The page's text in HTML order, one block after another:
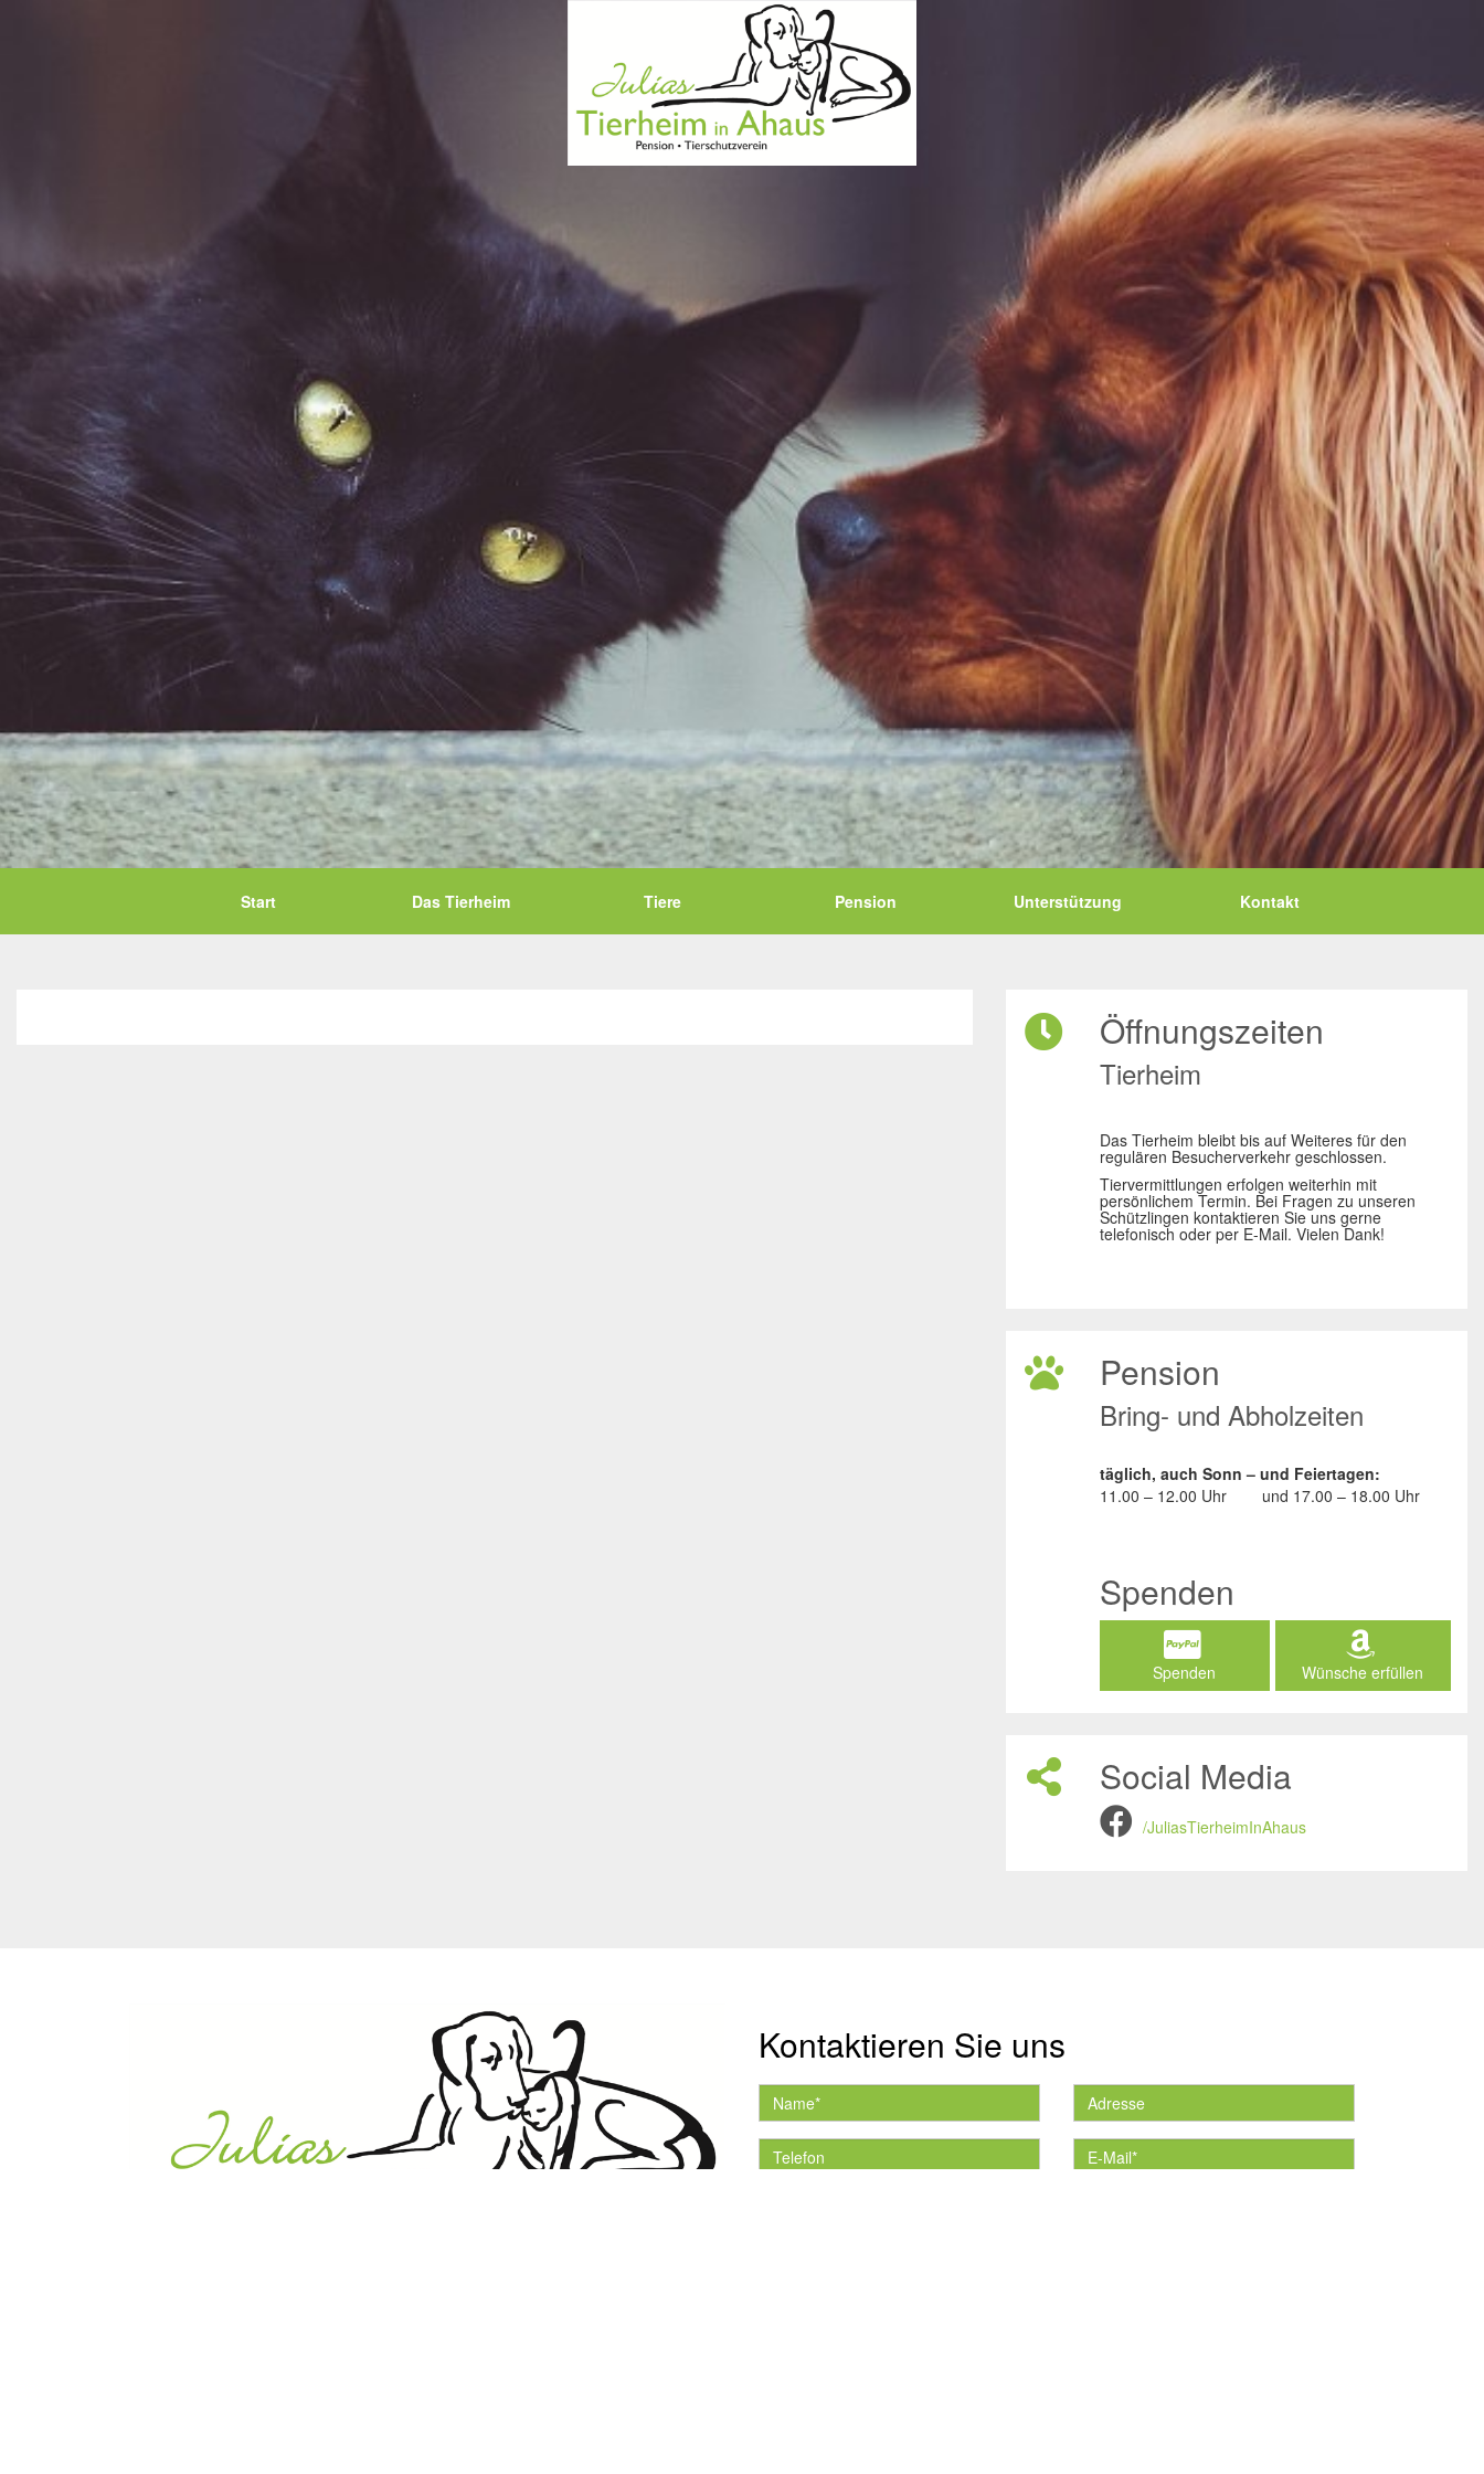
Start Das Tierheim Tiere Pension Unterstützung Kontakt
Öffnungszeiten
Tierheim
Das Tierheim bleibt bis auf Weiteres für den
regulären Besucherverkehr geschlossen.
Tiervermittlungen erfolgen weiterhin mit
persönlichem Termin. Bei Fragen zu unseren
Schützlingen kontaktieren Sie uns gerne
telefonisch oder per E-Mail. Vielen Dank!
Pension
Bring- und Abholzeiten
täglich, auch Sonn – und Feiertagen:
11.00 – 12.00 Uhr
und 17.00 – 18.00 Uhr
Spenden
Spenden Wünsche erfüllen
Social Media
/JuliasTierheimInAhaus
Kontaktieren Sie uns